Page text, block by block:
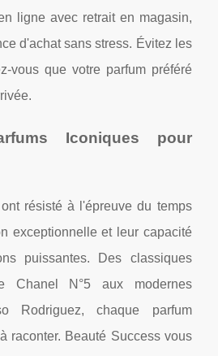
ligne avec retrait en magasin,
d'achat sans stress. Évitez les
vous que votre parfum préféré
Iconiques pour
résisté à l'épreuve du temps
exceptionnelle et leur capacité
puissantes. Des classiques
Chanel N°5 aux modernes
Rodriguez, chaque parfum
raconter. Beauté Success vous